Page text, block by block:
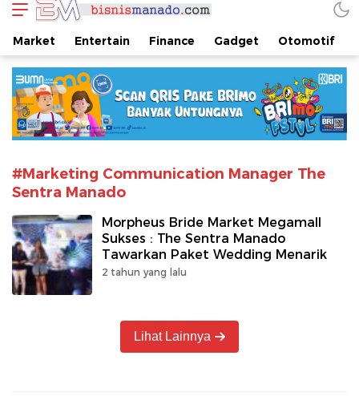
www.bisnismanado.com
Berita Bisnis Sulawesi Utara
Market Entertain Finance Gadget Otomotif
#Marketing Communication Manager The
Sentra Manado
Morpheus Bride Market Megamall
Sukses : The Sentra Manado
Tawarkan Paket Wedding Menarik
2 tahun yang lalu
Lihat Lainnya